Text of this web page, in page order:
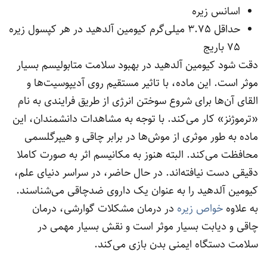
اسانس زیره
حداقل 3.75 میلی‌گرم کیومین آلدهید در هر کپسول زیره
75 باریج
دقت شود کیومین آلدهید در بهبود سلامت متابولیسم بسیار
موثر است. این ماده، با تاثیر مستقیم روی آدیپوسیت‌ها و
القای آن‌ها برای شروع سوختن انرژی از طریق فرایندی به نام
«ترموژنز» کار می‌کند. با توجه به مشاهدات دانشمندان، این
ماده به طور موثری از موش‌ها در برابر چاقی و هیپرگلسمی
محافظت می‌کند. البته هنوز به مکانیسم اثر به صورت کاملا
دقیقی دست نیافته‌اند. در حال حاضر، در سراسر دنیای علم،
کیومین آلدهید را به عنوان یک داروی ضدچاقی می‌شناسند.
به علاوه خواص زیره در درمان مشکلات گوارشی، درمان
چاقی و دیابت بسیار موثر است و نقش بسیار مهمی در
سلامت دستگاه ایمنی بدن بازی می‌کند.